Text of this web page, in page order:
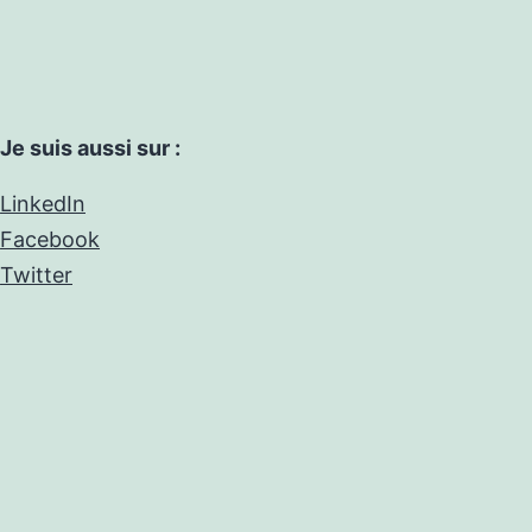
Je suis aussi sur :
LinkedIn
Facebook
Twitter